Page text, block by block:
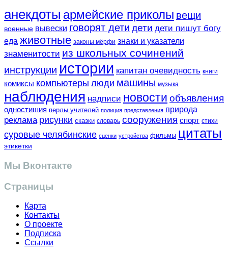
анекдоты армейские приколы вещи
военные вывески говорят дети дети дети пишут богу
еда животные законы мёрфи знаки и указатели
знаменитости из школьных сочинений
инструкции истории капитан очевидность книги
комиксы компьютеры люди машины музыка
наблюдения надписи новости объявления
одностишия перлы учителей полиция представления природа
реклама рисунки сказки словарь сооружения спорт стихи
суровые челябинские сценки устройства фильмы цитаты
этикетки
Мы Вконтакте
Страницы
Карта
Контакты
О проекте
Подписка
Ссылки